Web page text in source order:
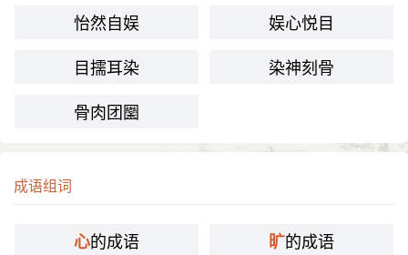
怡然自娱
娱心悦目
目擩耳染
染神刻骨
骨肉团圞
成语组词
心的成语 旷的成语